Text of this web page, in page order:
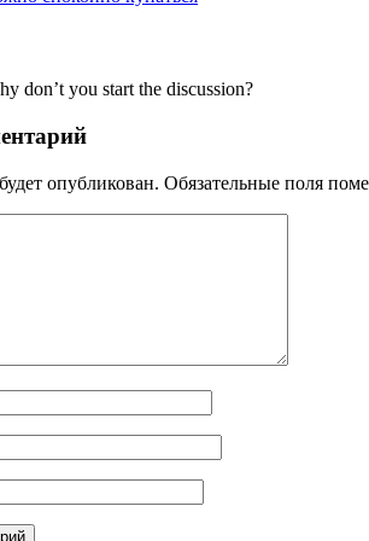
don’t you start the discussion?
опубликован. Обязательные поля